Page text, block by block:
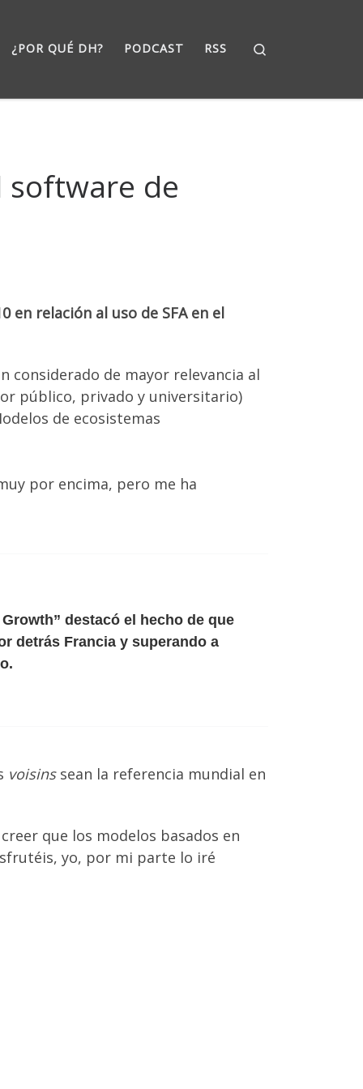
¿POR QUÉ DH? PODCAST RSS
de
en relación al uso de SFA en el
considerado de mayor relevancia al
público, privado y universitario)
de ecosistemas
por encima, pero me ha
destacó el hecho de que
detrás Francia y superando a
voisinssean la referencia mundial en
que los modelos basados en
yo, por mi parte lo iré